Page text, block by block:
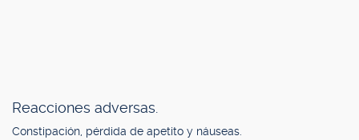
Reacciones adversas.
Constipación, pérdida de apetito y náuseas.